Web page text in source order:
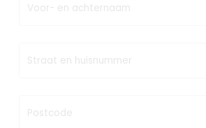
Voor- en achternaam
Straat en huisnummer
Postcode